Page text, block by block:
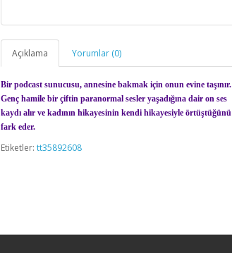
Açıklama Yorumlar (0)
Bir podcast sunucusu, annesine bakmak için onun evine taşınır.
Genç hamile bir çiftin paranormal sesler yaşadığına dair on ses
kaydı alır ve kadının hikayesinin kendi hikayesiyle örtüştüğünü
fark eder.
Etiketler: tt35892608